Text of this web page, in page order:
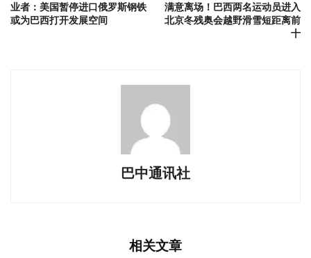
业者：美国暂停进口俄罗斯钢铁
或为巴西打开发展空间
满意离场！巴西两名运动员进入
北京冬残奥会越野滑雪短距离前
十
巴中通讯社
相关文章